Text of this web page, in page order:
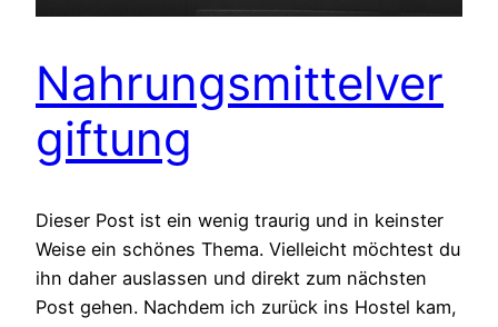
Nahrungsmittelver
giftung
Dieser Post ist ein wenig traurig und in keinster
Weise ein schönes Thema. Vielleicht möchtest du
ihn daher auslassen und direkt zum nächsten
Post gehen. Nachdem ich zurück ins Hostel kam,